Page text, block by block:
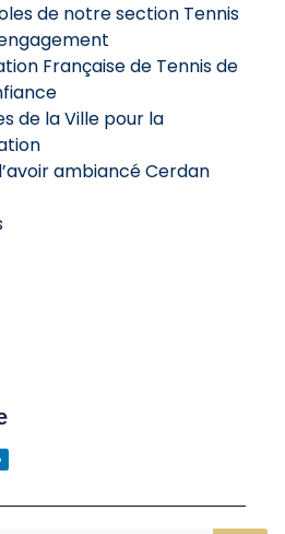
de notre section Tennis
Française de Tennis de
de la Ville pour la
ambiancé Cerdan